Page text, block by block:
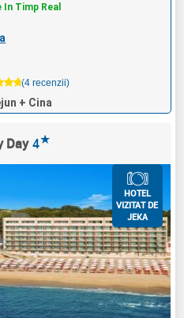
Timp Real
(4 recenzii)
+ Cina
Day 4★
HOTEL
VIZITAT DE
JEKA